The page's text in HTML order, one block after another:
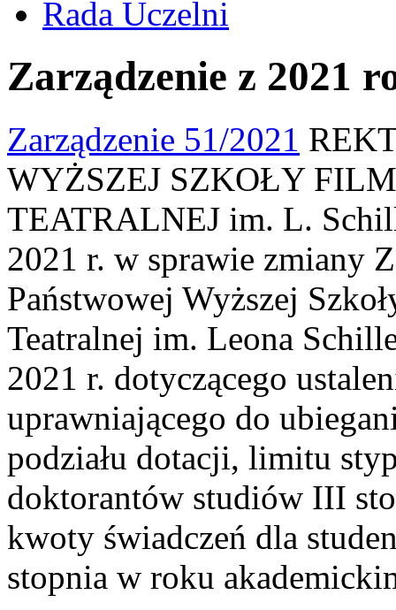
Rada Uczelni
Zarządzenie z 2021
Zarządzenie 51/2021
WYŻSZEJ SZKOŁY
TEATRALNEJ im. L.
2021 r. w sprawie zmiany
Państwowej Wyższej
Teatralnej im. Leona
2021 r. dotyczącego
uprawniającego do
podziału dotacji, limitu
doktorantów studiów III
kwoty świadczeń dla
stopnia w roku